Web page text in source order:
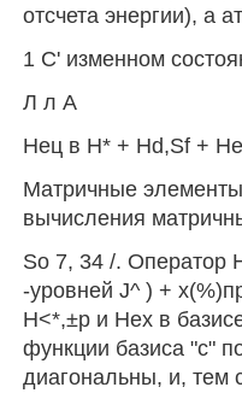
отсчета энергии), а
1 С' изменном
Л л А
Нец в Н* + Hd,Sf +
Матричные
вычисления
So 7, 34 /. Оператор
-уровней J^ ) +
Н<*,±р и Нех в
функции базиса "с"
диагональны, и, тем